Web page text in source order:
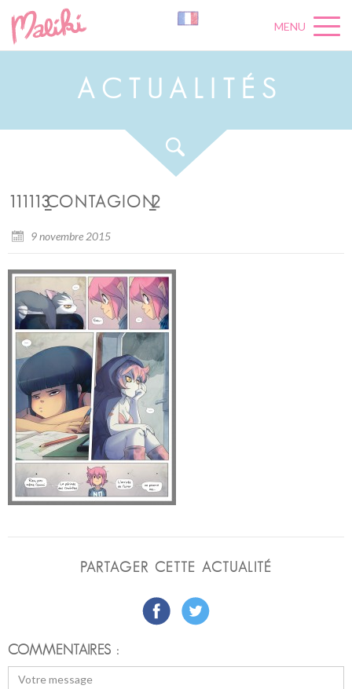
MENU
A C U A L É S
111113_CONTAGION_2
9 novembre 2015
PARTAGER CETTE ACTUALITÉ
COMMENTAIRES :